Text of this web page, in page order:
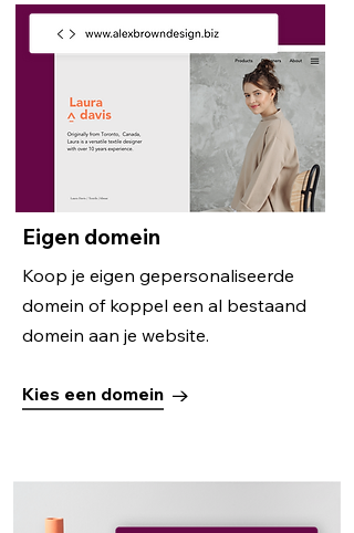
Eigen domein
Koop je eigen gepersonaliseerde
domein of koppel een al bestaand
domein aan je website.
Kies een domein